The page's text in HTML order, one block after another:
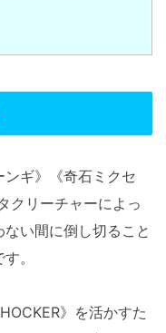
ンギ》《奇石ミクセ
クリーチャーによっ
い間に倒し切ること
。
》を活かすた